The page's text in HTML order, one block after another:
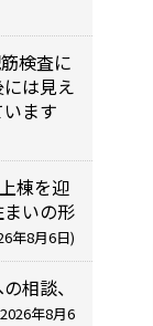
検査に
は見え
ます
棟を迎
いの形
年8月6日)
相談、
年8月6